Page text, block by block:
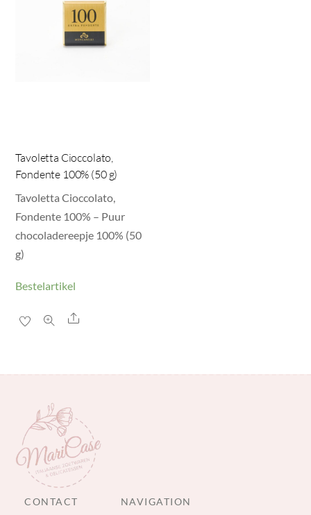
Tavoletta Cioccolato,
Fondente 100% (50 g)
Tavoletta Cioccolato,
Fondente 100% – Puur
chocoladereepje 100% (50
g)
Bestelartikel
Share
CONTACT NAVIGATION